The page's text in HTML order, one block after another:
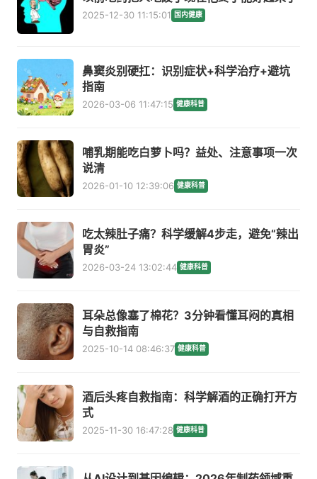
2025-12-30 11:15:01 国内健康
鼻窦炎别硬扛：识别症状+科学治疗+避坑
指南
2026-03-06 11:47:15 健康科普
哺乳期能吃白萝卜吗？益处、注意事项一次
说清
2026-01-10 12:39:06 健康科普
吃太辣肚子痛？科学缓解4步走，避免“辣出
胃炎”
2026-03-24 13:02:44 健康科普
耳朵总像塞了棉花？3分钟看懂耳闷的真相
与自救指南
2025-10-14 08:46:37 健康科普
酒后头疼自救指南：科学解酒的正确打开方
式
2025-11-30 16:47:28 健康科普